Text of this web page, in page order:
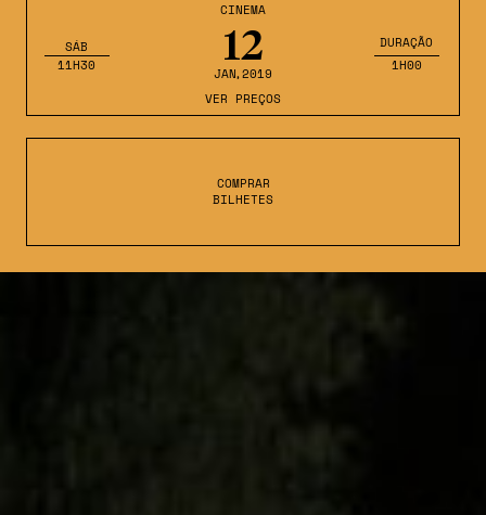
CINEMA
12
JAN,2019
SÁB
11H30
DURAÇÃO
1H00
VER PREÇOS
COMPRAR
BILHETES